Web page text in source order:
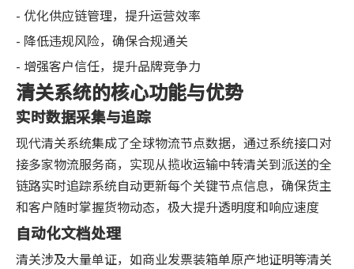
- 优化供应链管理，提升运营效率
- 降低违规风险，确保合规通关
- 增强客户信任，提升品牌竞争力
清关系统的核心功能与优势
实时数据采集与追踪
现代清关系统集成了全球物流节点数据，通过系统接口对
接多家物流服务商，实现从揽收运输中转清关到派送的全
链路实时追踪系统自动更新每个关键节点信息，确保货主
和客户随时掌握货物动态，极大提升透明度和响应速度
自动化文档处理
清关涉及大量单证，如商业发票装箱单原产地证明等清关